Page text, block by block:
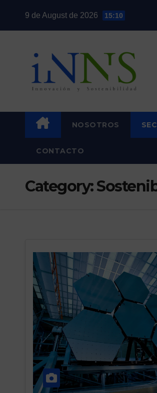
9 de August de 2026 15:10
NOSOTROS
CONTACTO
Category: